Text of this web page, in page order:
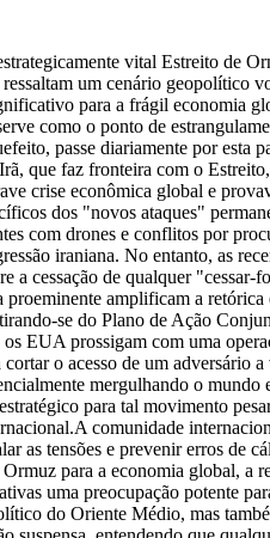
vital Estreito de
um cenário geopolítico
para a frágil economia
como o ponto de
passe diariamente por esta
que faz fronteira com o
crise econômica global e
dos "novos ataques"
com drones e conflitos por
iraniana. No entanto, as
a cessação de qualquer "cessar-
amplificam a retórica
se do Plano de Ação
os EUA prossigam com uma
o acesso de um adversário
mergulhando o mundo
para tal movimento
A comunidade
as tensões e prevenir erros de
para a economia global, a
uma preocupação potente
do Oriente Médio, mas